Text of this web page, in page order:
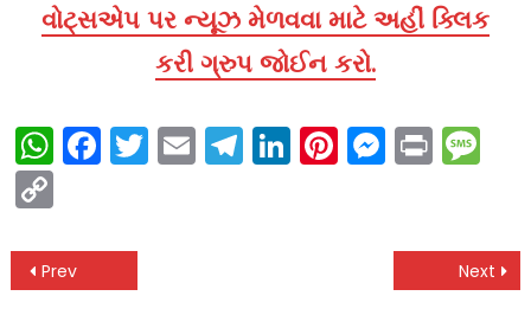
વોટ્સએપ પર ન્યૂઝ મેળવવા માટે અહીં ક્લિક
કરી ગ્રુપ જોઈન કરો.
WhatsApp
Facebook
Twitter
EmailTelegram
LinkedIn
Pinterest
Print
Copy
Post
Prev Next